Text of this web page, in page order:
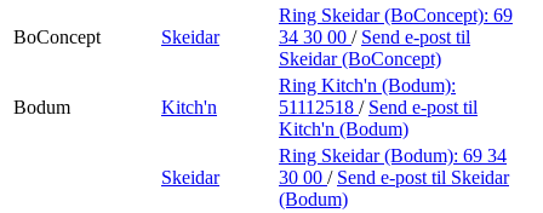
BoConcept Skeidar
Ring Skeidar (BoConcept): 69
34 30 00 / Send e-post til
Skeidar (BoConcept)
Bodum Kitch'n
Ring Kitch'n (Bodum):
51112518 / Send e-post til
Kitch'n (Bodum)
Skeidar
Ring Skeidar (Bodum): 69 34
30 00 / Send e-post til Skeidar
(Bodum)